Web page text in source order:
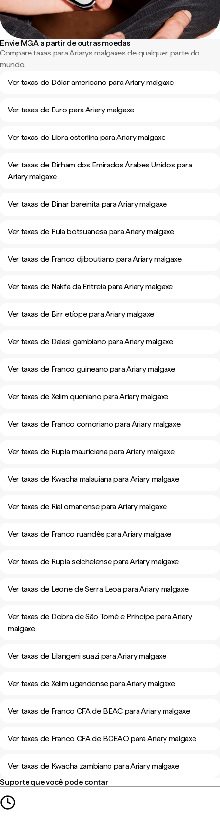
Envie MGA a partir de outras moedas
Compare taxas para Ariarys malgaxes de qualquer parte do
mundo.
Ver taxas de Dólar americano para Ariary malgaxe
Ver taxas de Euro para Ariary malgaxe
Ver taxas de Libra esterlina para Ariary malgaxe
Ver taxas de Dirham dos Emirados Árabes Unidos para
Ariary malgaxe
Ver taxas de Dinar bareinita para Ariary malgaxe
Ver taxas de Pula botsuanesa para Ariary malgaxe
Ver taxas de Franco djiboutiano para Ariary malgaxe
Ver taxas de Nakfa da Eritreia para Ariary malgaxe
Ver taxas de Birr etíope para Ariary malgaxe
Ver taxas de Dalasi gambiano para Ariary malgaxe
Ver taxas de Franco guineano para Ariary malgaxe
Ver taxas de Xelim queniano para Ariary malgaxe
Ver taxas de Franco comoriano para Ariary malgaxe
Ver taxas de Rupia mauriciana para Ariary malgaxe
Ver taxas de Kwacha malauiana para Ariary malgaxe
Ver taxas de Rial omanense para Ariary malgaxe
Ver taxas de Franco ruandês para Ariary malgaxe
Ver taxas de Rupia seichelense para Ariary malgaxe
Ver taxas de Leone de Serra Leoa para Ariary malgaxe
Ver taxas de Dobra de São Tomé e Príncipe para Ariary
malgaxe
Ver taxas de Lilangeni suazi para Ariary malgaxe
Ver taxas de Xelim ugandense para Ariary malgaxe
Ver taxas de Franco CFA de BEAC para Ariary malgaxe
Ver taxas de Franco CFA de BCEAO para Ariary malgaxe
Ver taxas de Kwacha zambiano para Ariary malgaxe
Suporte que você pode contar